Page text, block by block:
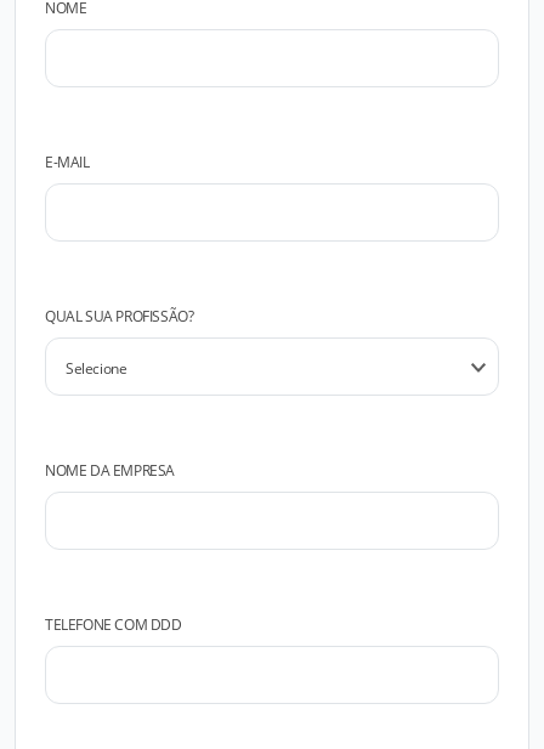
NOME
E-MAIL
QUAL SUA PROFISSÃO?
NOME DA EMPRESA
TELEFONE COM DDD